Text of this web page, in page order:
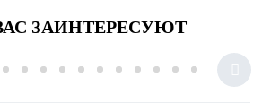
ЗАИНТЕРЕСУЮТ